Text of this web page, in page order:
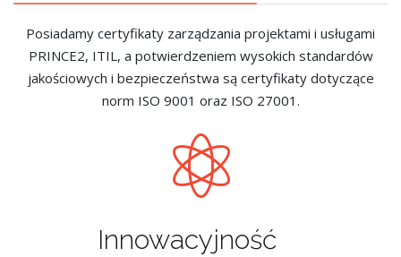
Posiadamy certyfikaty zarządzania projektami i usługami
PRINCE2, ITIL, a potwierdzeniem wysokich standardów
jakościowych i bezpieczeństwa są certyfikaty dotyczące
norm ISO 9001 oraz ISO 27001.
Innowacyjność